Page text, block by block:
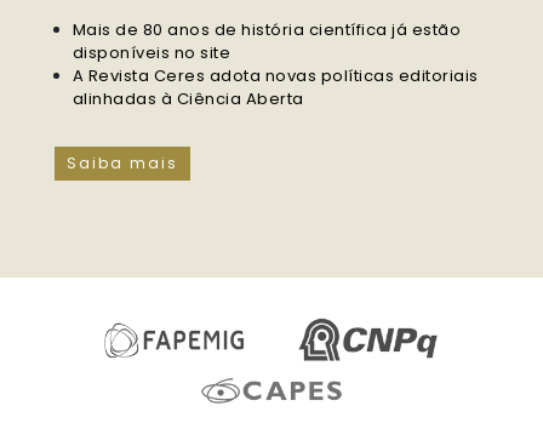
Mais de 80 anos de história científica já estão
disponíveis no site
A Revista Ceres adota novas políticas editoriais
alinhadas à Ciência Aberta
Saiba mais